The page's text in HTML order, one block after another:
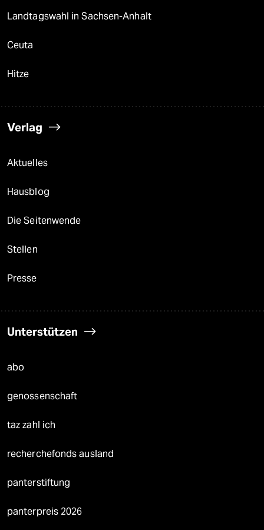
Landtagswahl in Sachsen-Anhalt
Ceuta
Hitze
Verlag
Aktuelles
Hausblog
Die Seitenwende
Stellen
Presse
Unterstützen
abo
genossenschaft
taz zahl ich
recherchefonds ausland
panterstiftung
panterpreis 2026